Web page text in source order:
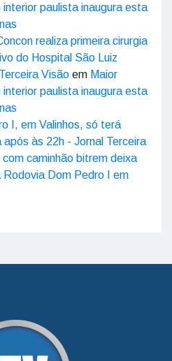
I, em Valinhos, só terá
às 22h - Jornal Terceira
caminhão bitrem deixa
Dom Pedro I em